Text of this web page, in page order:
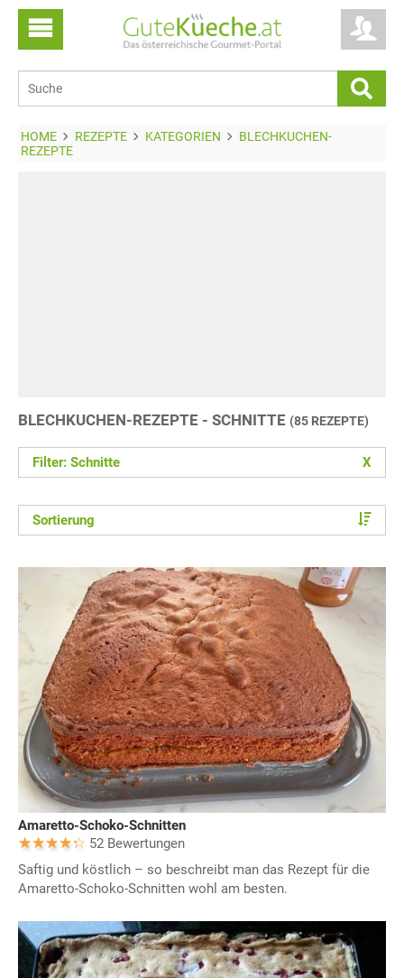
HOME REZEPTE KATEGORIEN
BLECHKUCHEN-
REZEPTE
BLECHKUCHEN-REZEPTE - SCHNITTE (85 REZEPTE)
Filter: Schnitte X
Sortierung
Amaretto-Schoko-Schnitten
52 Bewertungen
Saftig und köstlich – so beschreibt man das Rezept für die
Amaretto-Schoko-Schnitten wohl am besten.